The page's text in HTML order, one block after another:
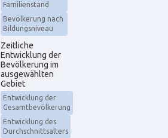
Familienstand
Bevölkerung nach
Bildungsniveau
Zeitliche
Entwicklung der
Bevölkerung im
ausgewählten
Gebiet
Entwicklung der
Gesamtbevölkerung
Entwicklung des
Durchschnittsalters